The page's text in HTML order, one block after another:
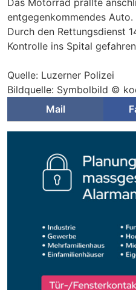
Das Motorrad prallte
entgegenkommendes Auto.
Durch den Rettungsdienst
Kontrolle ins Spital
Quelle: Luzerner Polizei
Bildquelle: Symbolbild ©
Mail